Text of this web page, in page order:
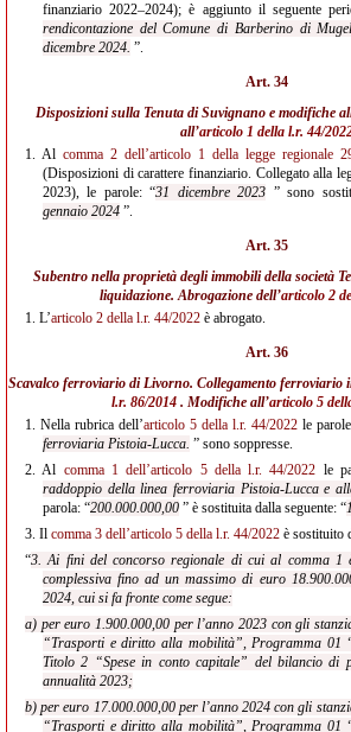
finanziario 2022–2024); è aggiunto il seguente
rendicontazione del Comune di Barberino di
dicembre 2024. ”.
Art. 34
Disposizioni sulla Tenuta di Suvignano e modifiche
all’articolo 1 della l.r. 44/
1. Al comma 2 dell’articolo 1 della legge regionale
(Disposizioni di carattere finanziario. Collegato alla
2023), le parole: “31 dicembre 2023 ” sono
gennaio 2024 ”.
Art. 35
Subentro nella proprietà degli immobili della società
liquidazione. Abrogazione dell’articolo 2
1. L’articolo 2 della l.r. 44/2022 è abrogato.
Art. 36
Scavalco ferroviario di Livorno. Collegamento
l.r. 86/2014. Modifiche all’articolo 5
1. Nella rubrica dell’articolo 5 della l.r. 44/2022 le
ferroviaria Pistoia-Lucca. ” sono soppresse.
2. Al comma 1 dell’articolo 5 della l.r. 44/2022 le
raddoppio della linea ferroviaria Pistoia-Lucca e
parola: “200.000.000,00 ” è sostituita dalla seguente: “
3. Il comma 3 dell’articolo 5 della l.r. 44/2022 è sostituito
“3. Ai fini del concorso regionale di cui al comma 1
complessiva fino ad un massimo di euro
2024, cui si fa fronte come segue:
a) per euro 1.900.000,00 per l’anno 2023 con gli
“Trasporti e diritto alla mobilità”, Programma 01
Titolo 2 “Spese in conto capitale” del bilancio di
annualità 2023;
b) per euro 17.000.000,00 per l’anno 2024 con gli
“Trasporti e diritto alla mobilità”, Programma 01